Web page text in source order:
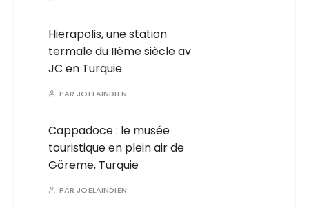
Hierapolis, une station
termale du IIème siècle av
JC en Turquie
PAR JOELAINDIEN
Cappadoce : le musée
touristique en plein air de
Göreme, Turquie
PAR JOELAINDIEN